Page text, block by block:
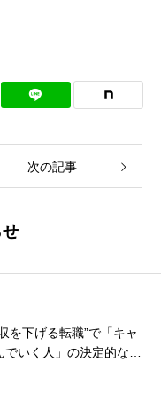
次の記事
を下げる転職”で「キャ
いく人」の決定的な違